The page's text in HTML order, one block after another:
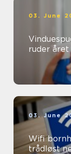
03. June
Vinduespudser
ruder året
03. June
Wifi
trådløst